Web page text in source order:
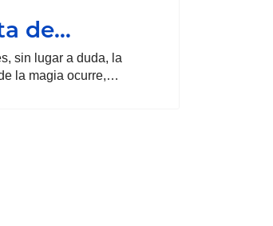
de…
sin lugar a duda, la
la magia ocurre,…